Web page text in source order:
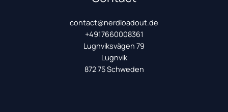
contact@nerdloadout.de
+4917660008361
Lugnviksvägen 79
Lugnvik
872 75 Schweden